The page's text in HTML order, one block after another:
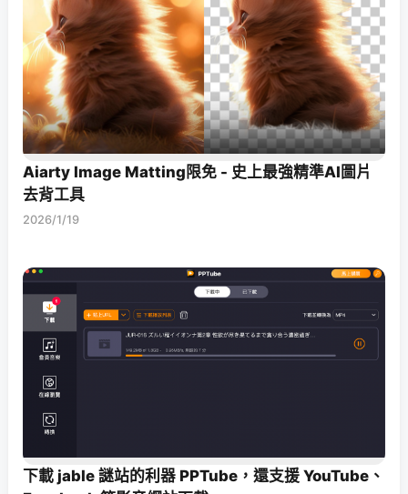
Aiarty Image Matting限免 - 史上最強精準AI圖片
去背工具
2026/1/19
下載 jable 謎站的利器 PPTube，還支援 YouTube、